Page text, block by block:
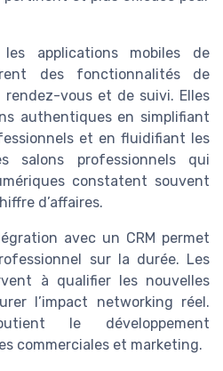
les applications mobiles de
des fonctionnalités de
rendez-vous et de suivi. Elles
authentiques en simplifiant
et en fluidifiant les
salons professionnels qui
constatent souvent
d’affaires.
avec un CRM permet
sur la durée. Les
à qualifier les nouvelles
l’impact networking réel.
le développement
commerciales et marketing.